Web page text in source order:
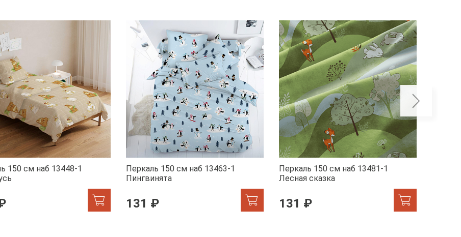
150 см наб 13448-1
Перкаль 150 см наб 13463-1
Пингвинята
131 ₽
Перкаль 150 см наб 13481-1
Лесная сказка
131 ₽